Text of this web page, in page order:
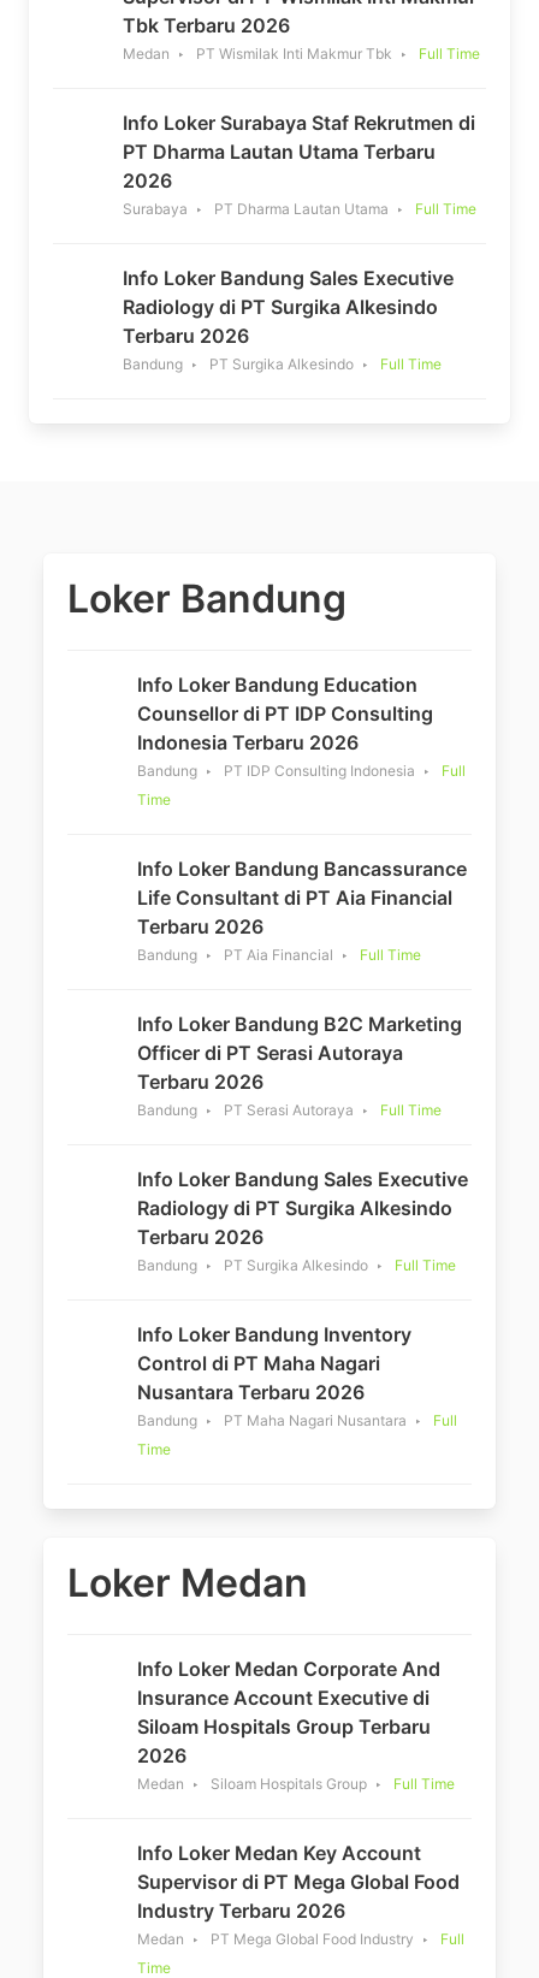
Tbk Terbaru 2026
Medan PT Wismilak Inti Makmur Tbk Full Time
Info Loker Surabaya Staf Rekrutmen di
PT Dharma Lautan Utama Terbaru
2026
Surabaya PT Dharma Lautan Utama Full Time
Info Loker Bandung Sales Executive
Radiology di PT Surgika Alkesindo
Terbaru 2026
Bandung PT Surgika Alkesindo Full Time
Loker Bandung
Info Loker Bandung Education
Counsellor di PT IDP Consulting
Indonesia Terbaru 2026
Bandung PT IDP Consulting Indonesia
Full
Time
Info Loker Bandung Bancassurance
Life Consultant di PT Aia Financial
Terbaru 2026
Bandung PT Aia Financial Full Time
Info Loker Bandung B2C Marketing
Officer di PT Serasi Autoraya
Terbaru 2026
Bandung PT Serasi Autoraya Full Time
Info Loker Bandung Sales Executive
Radiology di PT Surgika Alkesindo
Terbaru 2026
Bandung PT Surgika Alkesindo Full Time
Info Loker Bandung Inventory
Control di PT Maha Nagari
Nusantara Terbaru 2026
Bandung PT Maha Nagari Nusantara
Full
Time
Loker Medan
Info Loker Medan Corporate And
Insurance Account Executive di
Siloam Hospitals Group Terbaru
2026
Medan Siloam Hospitals Group Full Time
Info Loker Medan Key Account
Supervisor di PT Mega Global Food
Industry Terbaru 2026
Medan PT Mega Global Food Industry
Full
Time